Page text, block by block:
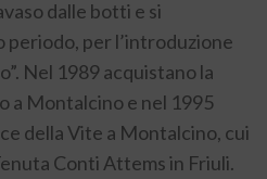
dalle botti e si
periodo, per l’introduzione
Nel 1989 acquistano la
a Montalcino e nel 1995
della Vite a Montalcino, cui
Conti Attems in Friuli.